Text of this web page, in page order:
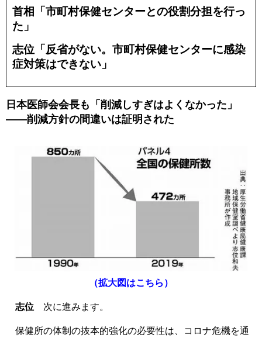
首相「市町村保健センターとの役割分担を行っ
た」
志位「反省がない。市町村保健センターに感染
症対策はできない」
日本医師会会長も「削減しすぎはよくなかった」
――削減方針の間違いは証明された
（拡大図はこちら）
志位 次に進みます。
保健所の体制の抜本的強化の必要性は、コロナ危機を通